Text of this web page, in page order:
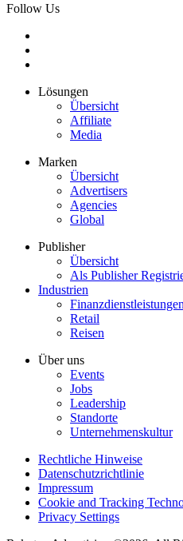
Follow Us
Lösungen
Übersicht
Affiliate
Media
Marken
Übersicht
Advertisers
Agencies
Global
Publisher
Übersicht
Als Publisher
Industrien
Finanzdienstleistungen
Retail
Reisen
Über uns
Events
Jobs
Leadership
Standorte
Unternehmenskultur
Rechtliche Hinweise
Datenschutzrichtlinie
Impressum
Cookie and Tracking
Privacy Settings